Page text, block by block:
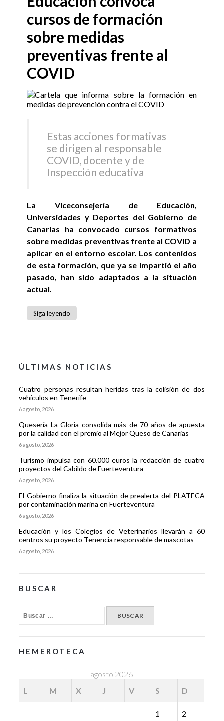
cursos de formación
sobre medidas
preventivas frente al
COVID
Estas acciones formativas
se dirigen al responsable
COVID, docente y de
Inspección educativa
La Viceconsejería de Educación,
Universidades y Deportes del Gobierno de
Canarias ha convocado cursos formativos
sobre medidas preventivas frente al COVID a
aplicar en el entorno escolar. Los contenidos
de esta formación, que ya se impartió el año
pasado, han sido adaptados a la situación
actual.
Siga leyendo
ÚLTIMAS NOTICIAS
Cuatro personas resultan heridas tras la colisión de dos
vehículos en Tenerife
6 agosto, 2026
Quesería La Gloria consolida más de 70 años de apuesta
por la calidad con el premio al Mejor Queso de Canarias
6 agosto, 2026
Turismo impulsa con 60.000 euros la redacción de cuatro
proyectos del Cabildo de Fuerteventura
6 agosto, 2026
El Gobierno finaliza la situación de prealerta del PLATECA
por contaminación marina en Fuerteventura
6 agosto, 2026
Educación y los Colegios de Veterinarios llevarán a 60
centros su proyecto Tenencia responsable de mascotas
6 agosto, 2026
BUSCAR
HEMEROTECA
agosto 2026
L
M X J V S D
1 2